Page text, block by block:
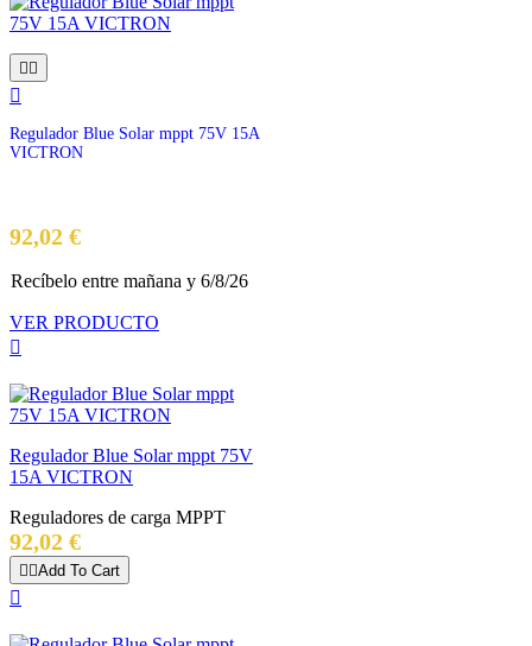


Regulador Blue Solar mppt 75V 15A
VICTRON
92,02 €Precio
Recíbelo entre mañana y 6/8/26
VER PRODUCTO

Regulador Blue Solar mppt 75V
15A VICTRON
Reguladores de carga MPPT
92,02 €Precio
Add To Cart
